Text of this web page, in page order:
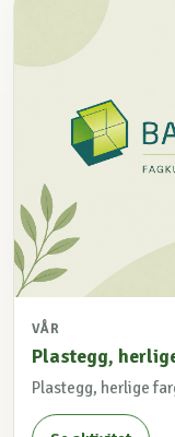
VÅR
Plastegg,
Plastegg, herlige